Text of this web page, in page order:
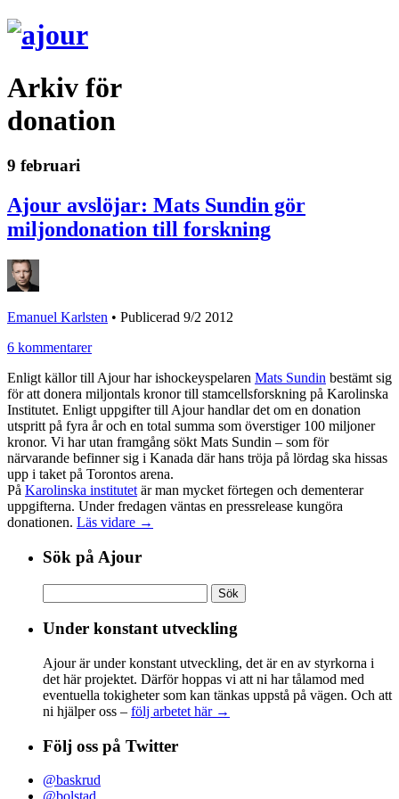
Arkiv för
donation
9 februari
Ajour avslöjar: Mats Sundin gör
miljondonation till forskning
Emanuel Karlsten • Publicerad 9/2 2012
6 kommentarer
Enligt källor till Ajour har ishockeyspelaren Mats Sundin bestämt sig
för att donera miljontals kronor till stamcellsforskning på Karolinska
Institutet. Enligt uppgifter till Ajour handlar det om en donation
utspritt på fyra år och en total summa som överstiger 100 miljoner
kronor. Vi har utan framgång sökt Mats Sundin – som för
närvarande befinner sig i Kanada där hans tröja på lördag ska hissas
upp i taket på Torontos arena.
På Karolinska institutet är man mycket förtegen och dementerar
uppgifterna. Under fredagen väntas en pressrelease kungöra
donationen. Läs vidare →
Sök på Ajour
efter:
Under konstant utveckling
Ajour är under konstant utveckling, det är en av styrkorna i
det här projektet. Därför hoppas vi att ni har tålamod med
eventuella tokigheter som kan tänkas uppstå på vägen. Och att
ni hjälper oss – följ arbetet här →
Följ oss på Twitter
@baskrud